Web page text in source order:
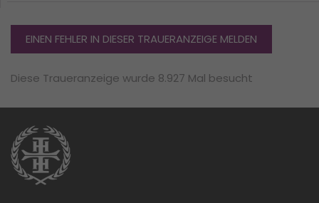
EINEN FEHLER IN DIESER TRAUERANZEIGE MELDEN
Diese Traueranzeige wurde 8.927 Mal besucht